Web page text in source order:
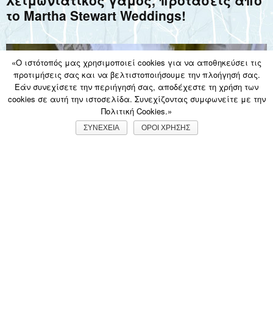
το Martha Stewart Weddings!
«Ο ιστότοπός μας χρησιμοποιεί cookies για να αποθηκεύσει τις
προτιμήσεις σας και να βελτιστοποιήσουμε την πλοήγησή σας.
Εάν συνεχίσετε την περιήγησή σας, αποδέχεστε τη χρήση των
cookies σε αυτή την ιστοσελίδα. Συνεχίζοντας συμφωνείτε με την
Πολιτική Cookies.»
ΣΥΝΕΧΕΙΑ ΟΡΟΙ ΧΡΗΣΗΣ